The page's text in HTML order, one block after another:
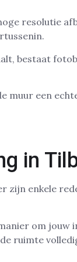
resolutie
bestaat
muur een
in
zijn enkele
om jouw
ruimte